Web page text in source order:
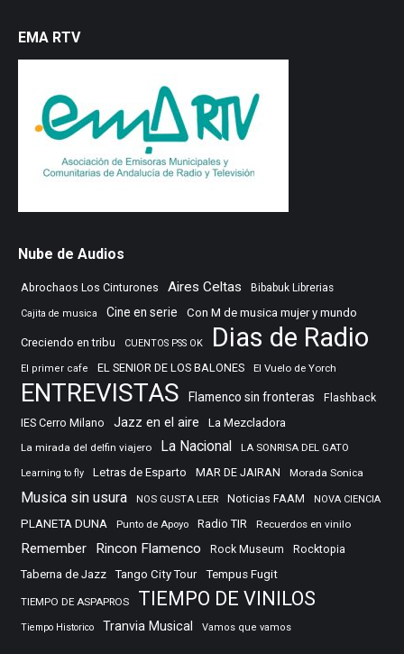
EMA RTV
Nube de Audios
Abrochaos Los Cinturones Aires Celtas Bibabuk Librerias
Cajita de musica Cine en serie Con M de musica mujer y mundo
Creciendo en tribu CUENTOS PSS OK Dias de Radio
El primer cafe EL SENIOR DE LOS BALONES El Vuelo de Yorch
ENTREVISTAS Flamenco sin fronteras Flashback
IES Cerro Milano Jazz en el aire La Mezcladora
La mirada del delfin viajero La Nacional LA SONRISA DEL GATO
Learning to fly Letras de Esparto MAR DE JAIRAN Morada Sonica
Musica sin usura NOS GUSTA LEER Noticias FAAM NOVA CIENCIA
PLANETA DUNA Punto de Apoyo Radio TIR Recuerdos en vinilo
Remember Rincon Flamenco Rock Museum
Rocktopia
Taberna de Jazz
Tango City Tour Tempus Fugit
TIEMPO DE ASPAPROS TIEMPO DE VINILOS
Tiempo Historico Tranvia Musical Vamos que vamos